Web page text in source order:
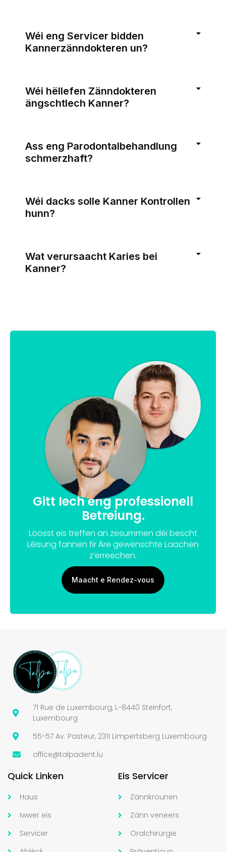
Wéi eng Servicer bidden
Kannerzänndokteren un?
Wéi hëllefen Zänndokteren
ängschtlech Kanner?
Ass eng Parodontalbehandlung
schmerzhaft?
Wéi dacks solle Kanner Kontrollen
hunn?
Wat verursaacht Karies bei
Kanner?
Gitt Iech eng professionell
Betreiung.
Loosst eis treffen an zesummen déi bescht
Léisung fannen fir Äre gewënschte Laachen
z’erreechen.
Maacht e Rendez-vous
71 Rue de Luxembourg, L-8440 Steinfort,
Luxembourg
55-57 Av. Pasteur, 2311 Limpertsberg Luxembourg
office@talpadent.lu
Quick Linken
Haus
Iwwer eis
Servicer
Eis Servicer
Zännkrounen
Zänn veneers
Oralchirurgie